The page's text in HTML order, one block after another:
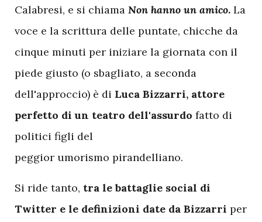
Calabresi, e si chiama Non hanno un amico. La
voce e la scrittura delle puntate, chicche da
cinque minuti per iniziare la giornata con il
piede giusto (o sbagliato, a seconda
dell'approccio) è di Luca Bizzarri, attore
perfetto di un teatro dell'assurdo fatto di
politici figli del
peggior umorismo pirandelliano.
Si ride tanto, tra le battaglie social di
Twitter e le definizioni date da Bizzarri per